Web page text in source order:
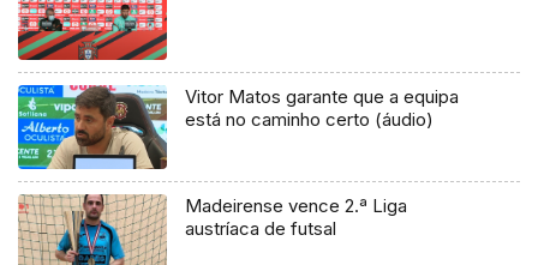
Vitor Matos garante que a equipa
está no caminho certo (áudio)
Madeirense vence 2.ª Liga
austríaca de futsal